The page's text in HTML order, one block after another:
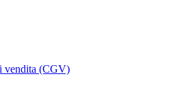
vendita (CGV)